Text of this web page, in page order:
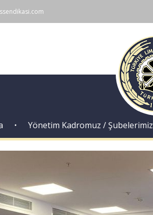
Yönetim Kadromuz / Şubelerimiz